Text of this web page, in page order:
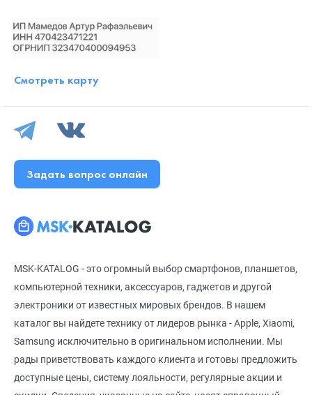
MSK-KATALOG - это огромный выбор смартфонов, планшетов,
компьютерной техники, аксессуаров, гаджетов и другой
электроники от известных мировых брендов. В нашем
каталог вы найдете технику от лидеров рынка - Apple, Xiaomi,
Samsung исключительно в оригинальном исполнении. Мы
рады приветствовать каждого клиента и готовы предложить
доступные цены, систему лояльности, регулярные акции и
Смотреть карту
Задать вопрос онлайн